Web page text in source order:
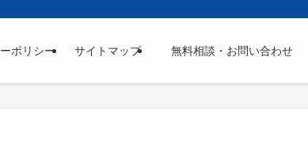
ポリシー サイトマップ 無料相談・お問い合わせ